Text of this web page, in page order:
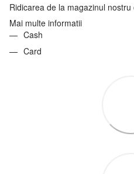
Ridicarea de la magazinul
Mai multe informatii
Cash
Card